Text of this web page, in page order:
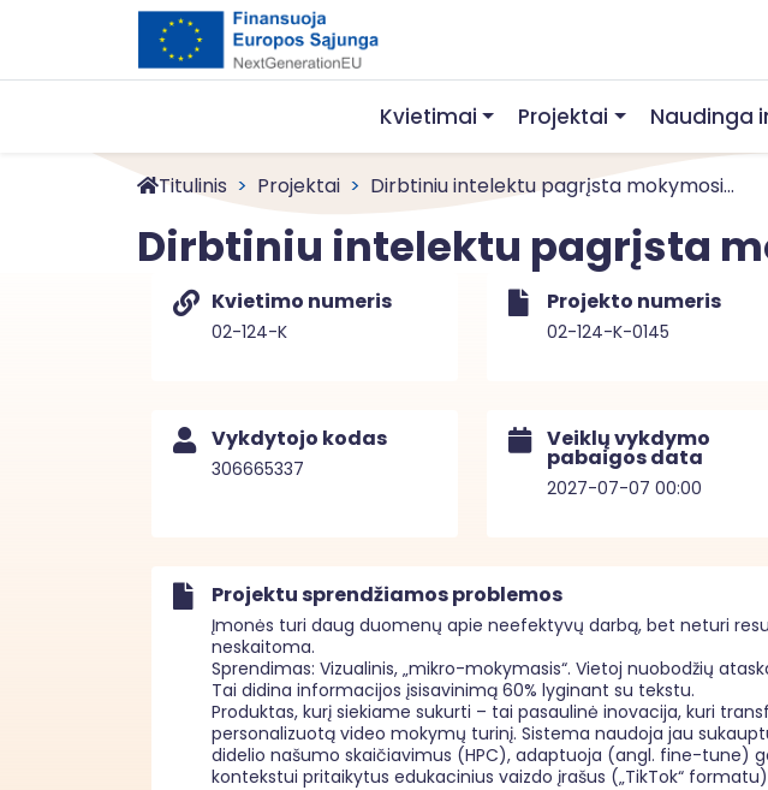
Kvietimai Projektai Naudinga
Titulinis Projektai Dirbtiniu intelektu pagrįsta mokymosi...
Dirbtiniu intelektu pagrįsta
Kvietimo numeris
02-124-K
Projekto numeris
02-124-K-0145
Vykdytojo kodas
306665337
Veiklų vykdymo
pabaigos data
2027-07-07 00:00
Projektu sprendžiamos problemos
Įmonės turi daug duomenų apie neefektyvų darbą, bet neturi
neskaitoma.
Sprendimas: Vizualinis, „mikro-mokymasis“. Vietoj nuobodžių
Tai didina informacijos įsisavinimą 60% lyginant su tekstu.
Produktas, kurį siekiame sukurti – tai pasaulinė inovacija, kuri
personalizuotą video mokymų turinį. Sistema naudoja jau
didelio našumo skaičiavimus (HPC), adaptuoja (angl. fine-tune)
kontekstui pritaikytus edukacinius vaizdo įrašus („TikTok“